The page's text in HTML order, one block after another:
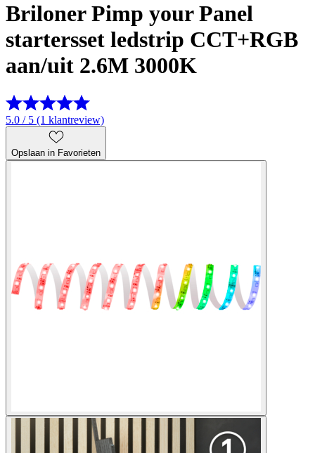
Briloner Pimp your Panel
startersset ledstrip CCT+RGB
aan/uit 2.6M 3000K
5.0 / 5 (1 klantreview)
Opslaan in Favorieten